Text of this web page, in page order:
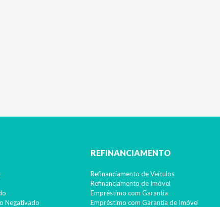
Negativado
REFINANCIAMENTO
Refinanciamento de Veículos
Refinanciamento de Imóvel
Empréstimo com Garantia
Empréstimo com Garantia de Imóvel